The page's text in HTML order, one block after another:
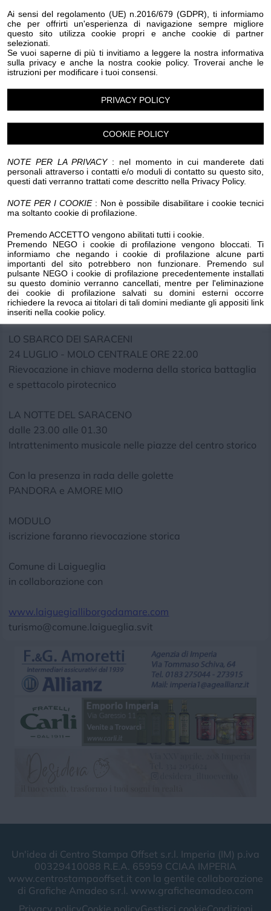
Ai sensi del regolamento (UE) n.2016/679 (GDPR), ti informiamo
che per offrirti un'esperienza di navigazione sempre migliore
questo sito utilizza cookie propri e anche cookie di partner
selezionati.
Se vuoi saperne di più ti invitiamo a leggere la nostra informativa
sulla privacy e anche la nostra cookie policy. Troverai anche le
istruzioni per modificare i tuoi consensi.
PRIVACY POLICY
COOKIE POLICY
NOTE PER LA PRIVACY: nel momento in cui manderete dati
personali attraverso i contatti e/o moduli di contatto su questo sito,
questi dati verranno trattati come descritto nella Privacy Policy.
NOTE PER I COOKIE: Non è possibile disabilitare i cookie tecnici
ma soltanto cookie di profilazione.
Premendo ACCETTO vengono abilitati tutti i cookie.
Premendo NEGO i cookie di profilazione vengono bloccati. Ti
informiamo che negando i cookie di profilazione alcune parti
importanti del sito potrebbero non funzionare. Premendo sul
pulsante NEGO i cookie di profilazione precedentemente installati
su questo dominio verranno cancellati, mentre per l'eliminazione
dei cookie di profilazione salvati su domini esterni occorre
richiedere la revoca ai titolari di tali domini mediante gli appositi link
inseriti nella cookie policy.
ASPETTANDO LO SBARCO
dal 18 al 25 LUGLIO - CENTRO STORICO
Eventi culturali e di intrattenimento in attesa della
rievocazione storica cui:
Tradizione/cultura. Spettacolo antistante il Molo
Centrale (APS Mese e Segue*)
- Lunedì 20 luglio ore 18:00 "Inconsuete Scenografie"
- Martedì 21 luglio ore 21:00 "La Notte dei Saraceni"
Storia, leggenda e intelligenza artificiale sotto le stelle
di Laigueglia
Iniziativa culturale. Terrazzo Giuliano Associato Vecchia
Laigueglia
- Giovedì 23 luglio ore 21:30 "Cerco l'indicazione"
Intrattenimento dinamico. Piazza Concur
- Sabato 25 luglio ore 21:00 "La Notte dei Saraceni"
Storia, leggenda e intelligenza artificiale
Iniziativa culturale. Centro Civico Semen-en-Auxois,
piazza San Matteo
LO SBARCO DEI SARACENI
24 LUGLIO - MOLO CENTRALE ORE 22.00
Rievocazione in chiave moderna della storica battaglia
e spettacolo pirotecnico
LA NOTTE DEL SARACENO
dalle 23.00 alle 01.30
Intrattenimento musicale nelle piazze del centro storico
Con la presenza in rada delle golette
PANDORA e AMORE MIO
MODULO
iscrizione faranno rievocazione storica
Comune di Laigueglia
in collaborazione con
www.laiguegialliborgodamare.com
turismo@comune.laigueglia.svit
Un'idea di Centro Stampa Offset s.r.l. Imperia (IM) p.iva
00329410088 R.E.A. 65959 CCIAA IMPERIA
www.centrostampaoffset.it con la gentile collaborazione
di Grafiche Amadeo s.r.l. www.graficheamadeo.com